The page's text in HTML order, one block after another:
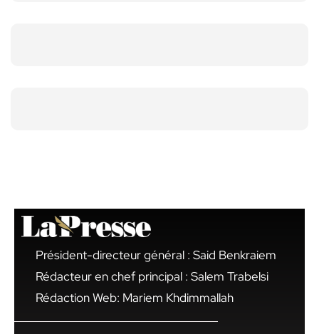
Président-directeur général : Said Benkraiem
Rédacteur en chef principal : Salem Trabelsi
Rédaction Web: Mariem Khdimmallah